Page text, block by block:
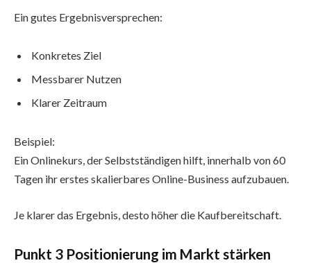
Ein gutes Ergebnisversprechen:
Konkretes Ziel
Messbarer Nutzen
Klarer Zeitraum
Beispiel:
Ein Onlinekurs, der Selbstständigen hilft, innerhalb von 60
Tagen ihr erstes skalierbares Online-Business aufzubauen.
Je klarer das Ergebnis, desto höher die Kaufbereitschaft.
Punkt 3 Positionierung im Markt stärken